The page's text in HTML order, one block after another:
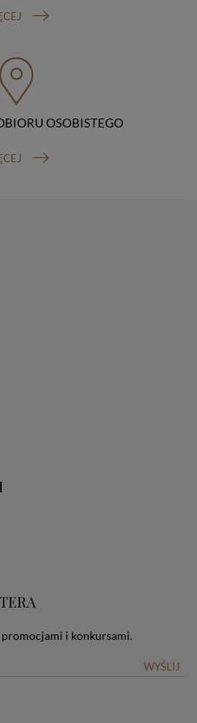
do wniesienia skargi do
na przetwarzanie danych
zgody na
momencie;
na zgodność z prawem
na podstawie Twojej
żądanie.
decyzji
zapewnienia maksymalnej
(w tym Kupujących)
(zapamiętywanie
zbieranie
celów reklamowych i
inne portale, w tym
że będą one
nie wyraża zgody na
powinien zmienić
OSOBISTEGO
promocjami i konkursami.
WYŚLIJ